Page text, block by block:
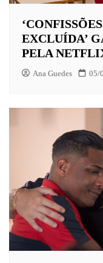
EXCLUÍDA’
PELA
Ana Guedes 05/